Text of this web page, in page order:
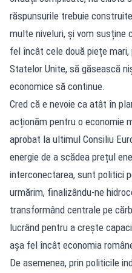
răspunsurile trebuie
multe niveluri, și vom susține
fel încât cele două piețe mari,
Statelor Unite, să găsească
economice să continue.
Cred că e nevoie ca atât în
acționăm pentru o economie
aprobat la ultimul Consiliu
energie de a scădea prețul
interconectarea, sunt politici
urmărim, finalizându-ne
transformând centrale pe
lucrând pentru a crește
așa fel încât economia
De asemenea, prin politicile